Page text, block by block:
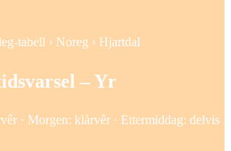
tabell › Noreg › Hjartdal
– Yr
· Morgen: klårvêr · Ettermiddag: delvis